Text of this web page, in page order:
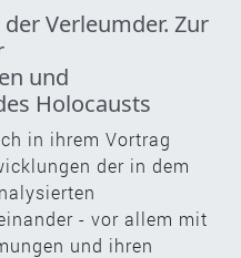
Verleumder. Zur
und
Holocausts
in ihrem Vortrag
der in dem
- vor allem mit
und ihren